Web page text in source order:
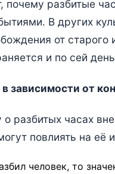
почему разбитые
В других
от старого
и по сей
зависимости от
разбитых часах
повлиять на её
человек, то